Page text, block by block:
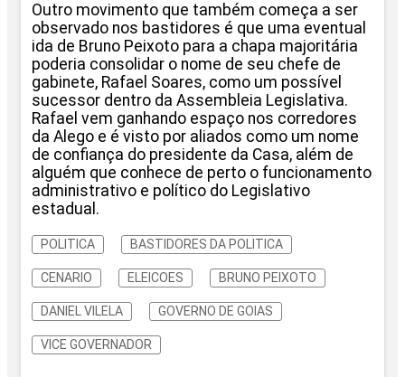
Outro movimento que também começa a ser
observado nos bastidores é que uma eventual
ida de Bruno Peixoto para a chapa majoritária
poderia consolidar o nome de seu chefe de
gabinete, Rafael Soares, como um possível
sucessor dentro da Assembleia Legislativa.
Rafael vem ganhando espaço nos corredores
da Alego e é visto por aliados como um nome
de confiança do presidente da Casa, além de
alguém que conhece de perto o funcionamento
administrativo e político do Legislativo
estadual.
POLITICA BASTIDORES DA POLITICA
CENARIO ELEICOES BRUNO PEIXOTO
DANIEL VILELA GOVERNO DE GOIAS
VICE GOVERNADOR